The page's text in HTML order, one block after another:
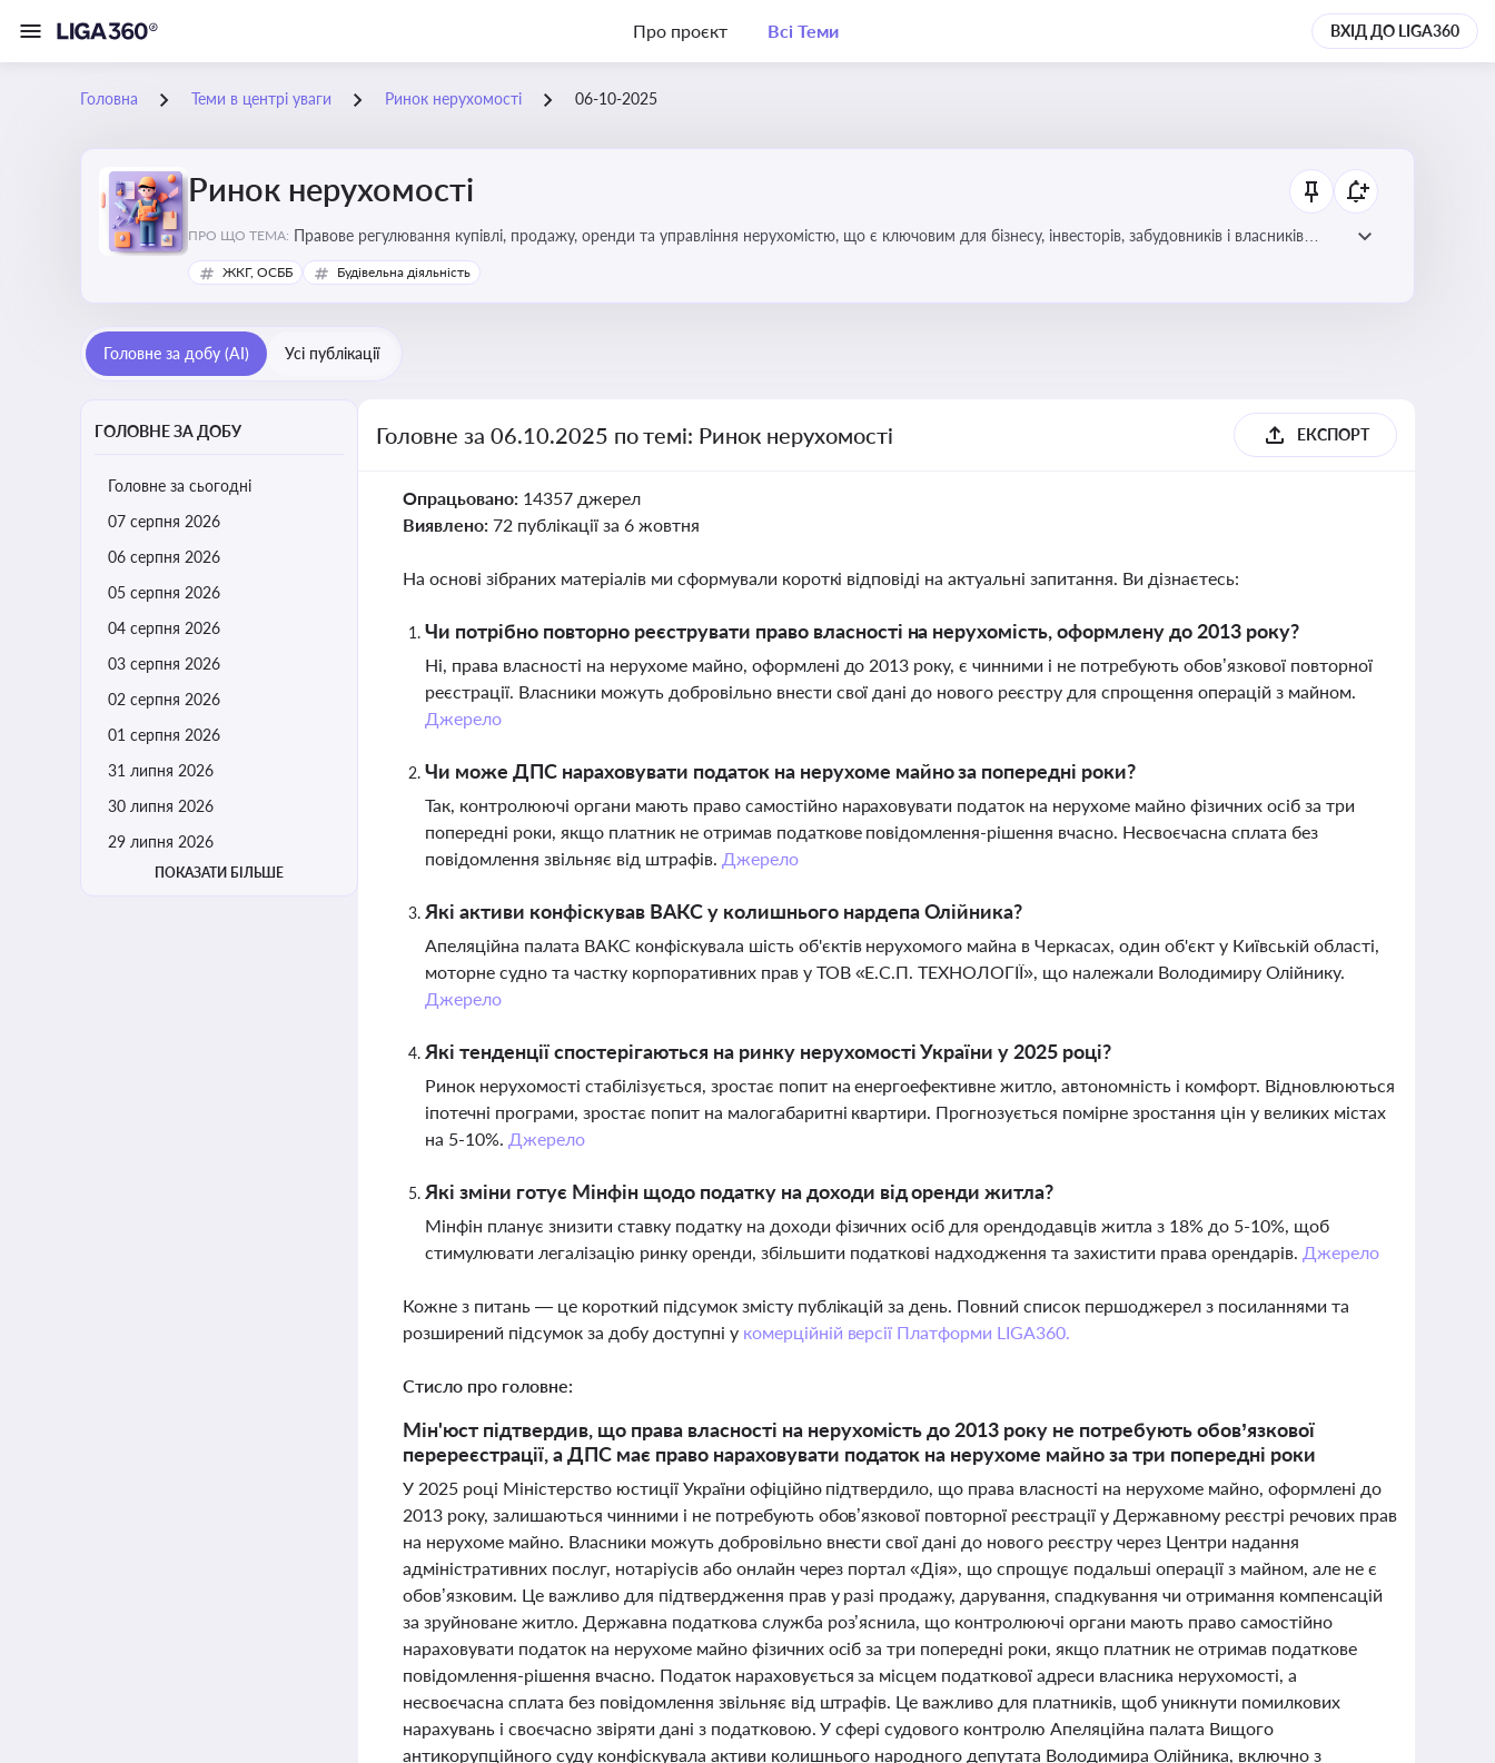
Про проєкт Всі Теми ВХІД ДО LIGA360
Головна Теми в центрі уваги Ринок нерухомості 06-10-2025
Ринок нерухомості
ПРО ЩО ТЕМА: Правове регулювання купівлі, продажу, оренди та управління нерухомістю, що є ключовим для бізнесу, інвесторів, забудовників і власників
об’єктів майна
ЖКГ, ОСББ Будівельна діяльність
Головне за добу (AI) Усі публікації
ГОЛОВНЕ ЗА ДОБУ
Головне за сьогодні
07 серпня 2026
06 серпня 2026
05 серпня 2026
04 серпня 2026
03 серпня 2026
02 серпня 2026
01 серпня 2026
31 липня 2026
30 липня 2026
29 липня 2026
ПОКАЗАТИ БІЛЬШЕ
Головне за 06.10.2025 по темі: Ринок нерухомості ЕКСПОРТ
Опрацьовано: 14357 джерел
Виявлено: 72 публікації за 6 жовтня
На основі зібраних матеріалів ми сформували короткі відповіді на актуальні запитання. Ви дізнаєтесь:
Чи потрібно повторно реєструвати право власності на нерухомість, оформлену до 2013 року?
Ні, права власності на нерухоме майно, оформлені до 2013 року, є чинними і не потребують обов’язкової повторної
реєстрації. Власники можуть добровільно внести свої дані до нового реєстру для спрощення операцій з майном.
Джерело
Чи може ДПС нараховувати податок на нерухоме майно за попередні роки?
Так, контролюючі органи мають право самостійно нараховувати податок на нерухоме майно фізичних осіб за три
попередні роки, якщо платник не отримав податкове повідомлення-рішення вчасно. Несвоєчасна сплата без
повідомлення звільняє від штрафів. Джерело
Які активи конфіскував ВАКС у колишнього нардепа Олійника?
Апеляційна палата ВАКС конфіскувала шість об'єктів нерухомого майна в Черкасах, один об'єкт у Київській області,
моторне судно та частку корпоративних прав у ТОВ «Е.С.П. ТЕХНОЛОГІЇ», що належали Володимиру Олійнику.
Джерело
Які тенденції спостерігаються на ринку нерухомості України у 2025 році?
Ринок нерухомості стабілізується, зростає попит на енергоефективне житло, автономність і комфорт. Відновлюються
іпотечні програми, зростає попит на малогабаритні квартири. Прогнозується помірне зростання цін у великих містах
на 5-10%. Джерело
Які зміни готує Мінфін щодо податку на доходи від оренди житла?
Мінфін планує знизити ставку податку на доходи фізичних осіб для орендодавців житла з 18% до 5-10%, щоб
стимулювати легалізацію ринку оренди, збільшити податкові надходження та захистити права орендарів. Джерело
Кожне з питань — це короткий підсумок змісту публікацій за день. Повний список першоджерел з посиланнями та
розширений підсумок за добу доступні у комерційній версії Платформи LIGA360.
Стисло про головне:
Мін'юст підтвердив, що права власності на нерухомість до 2013 року не потребують обов’язкової
перереєстрації, а ДПС має право нараховувати податок на нерухоме майно за три попередні роки
У 2025 році Міністерство юстиції України офіційно підтвердило, що права власності на нерухоме майно, оформлені до
2013 року, залишаються чинними і не потребують обов’язкової повторної реєстрації у Державному реєстрі речових прав
на нерухоме майно. Власники можуть добровільно внести свої дані до нового реєстру через Центри надання
адміністративних послуг, нотаріусів або онлайн через портал «Дія», що спрощує подальші операції з майном, але не є
обов’язковим. Це важливо для підтвердження прав у разі продажу, дарування, спадкування чи отримання компенсацій
за зруйноване житло. Державна податкова служба роз’яснила, що контролюючі органи мають право самостійно
нараховувати податок на нерухоме майно фізичних осіб за три попередні роки, якщо платник не отримав податкове
повідомлення-рішення вчасно. Податок нараховується за місцем податкової адреси власника нерухомості, а
несвоєчасна сплата без повідомлення звільняє від штрафів. Це важливо для платників, щоб уникнути помилкових
нарахувань і своєчасно звіряти дані з податковою. У сфері судового контролю Апеляційна палата Вищого
антикорупційного суду конфіскувала активи колишнього народного депутата Володимира Олійника, включно з